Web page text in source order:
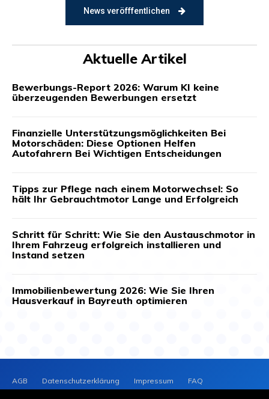
News veröfffentlichen
Aktuelle Artikel
Bewerbungs-Report 2026: Warum KI keine
überzeugenden Bewerbungen ersetzt
Finanzielle Unterstützungsmöglichkeiten Bei
Motorschäden: Diese Optionen Helfen
Autofahrern Bei Wichtigen Entscheidungen
Tipps zur Pflege nach einem Motorwechsel: So
hält Ihr Gebrauchtmotor Lange und Erfolgreich
Schritt für Schritt: Wie Sie den Austauschmotor in
Ihrem Fahrzeug erfolgreich installieren und
Instand setzen
Immobilienbewertung 2026: Wie Sie Ihren
Hausverkauf in Bayreuth optimieren
AGB Datenschutzerklärung Impressum
FAQ